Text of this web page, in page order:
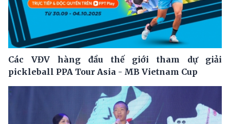
Các VĐV hàng đầu thế giới tham dự giải
pickleball PPA Tour Asia - MB Vietnam Cup